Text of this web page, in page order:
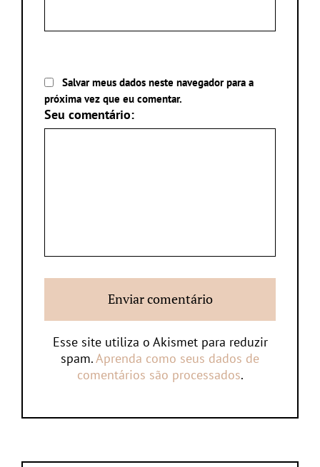
Salvar meus dados neste navegador para a
próxima vez que eu comentar.
Seu comentário:
Esse site utiliza o Akismet para reduzir
spam.Aprenda como seus dados de
comentários são processados.